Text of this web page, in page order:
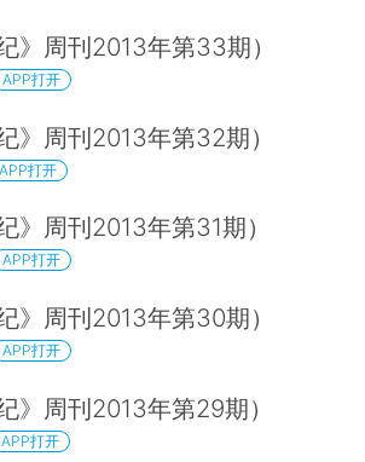
》周刊2013年第33期）
APP打开
》周刊2013年第32期）
APP打开
》周刊2013年第31期）
APP打开
》周刊2013年第30期）
APP打开
》周刊2013年第29期）
APP打开